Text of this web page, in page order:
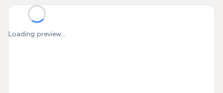
Loading preview...